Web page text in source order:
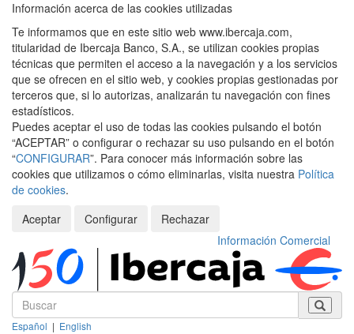
Información acerca de las cookies utilizadas
Te informamos que en este sitio web www.ibercaja.com,
titularidad de Ibercaja Banco, S.A., se utilizan cookies propias
técnicas que permiten el acceso a la navegación y a los servicios
que se ofrecen en el sitio web, y cookies propias gestionadas por
terceros que, si lo autorizas, analizarán tu navegación con fines
estadísticos.
Puedes aceptar el uso de todas las cookies pulsando el botón
“ACEPTAR” o configurar o rechazar su uso pulsando en el botón
“CONFIGURAR”. Para conocer más información sobre las
cookies que utilizamos o cómo eliminarlas, visita nuestra Política
de cookies.
Aceptar
Configurar
Rechazar
Información Comercial
Español | English